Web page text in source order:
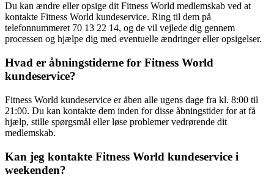
Du kan ændre eller opsige dit Fitness World medlemskab ved at
kontakte Fitness World kundeservice. Ring til dem på
telefonnummeret 70 13 22 14, og de vil vejlede dig gennem
processen og hjælpe dig med eventuelle ændringer eller opsigelser.
Hvad er åbningstiderne for Fitness World
kundeservice?
Fitness World kundeservice er åben alle ugens dage fra kl. 8:00 til
21:00. Du kan kontakte dem inden for disse åbningstider for at få
hjælp, stille spørgsmål eller løse problemer vedrørende dit
medlemskab.
Kan jeg kontakte Fitness World kundeservice i
weekenden?